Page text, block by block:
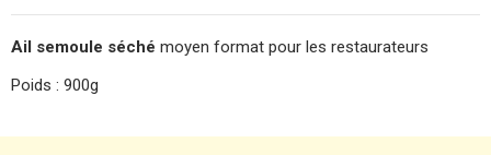
Ail semoule séché moyen format pour les restaurateurs
Poids : 900g